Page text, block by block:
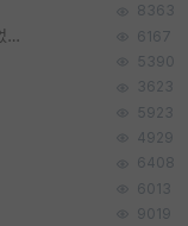
8363
진짜 제발 적당히 똑똑한 박사과정이라도 위에 있었으면.. 6167
5390
3623
5923
4929
6408
6013
9019